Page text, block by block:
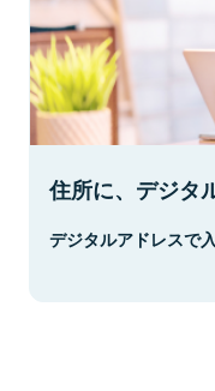
住所に、デジタ
デジタルアドレスで